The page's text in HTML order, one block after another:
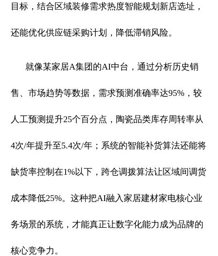
目标，结合区域装修需求热度智能规划新店选址，
还能优化供应链采购计划，降低滞销风险。
就像某家居A集团的AI中台，通过分析历史销
售、市场趋势等数据，需求预测准确率达95%，较
人工预测提升25个百分点，陶瓷品类库存周转率从
4次/年提升至5.4次/年；系统的智能补货算法还能将
缺货率控制在1%以下，跨仓调拨算法让区域间调货
成本降低25%。这种把AI融入家居建材家电核心业
务场景的系统，才能真正让数字化能力成为品牌的
核心竞争力。